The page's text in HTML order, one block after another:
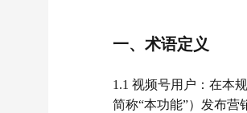
一、术语定义
1.1 视频号用户：在本
简称“本功能”）发布营